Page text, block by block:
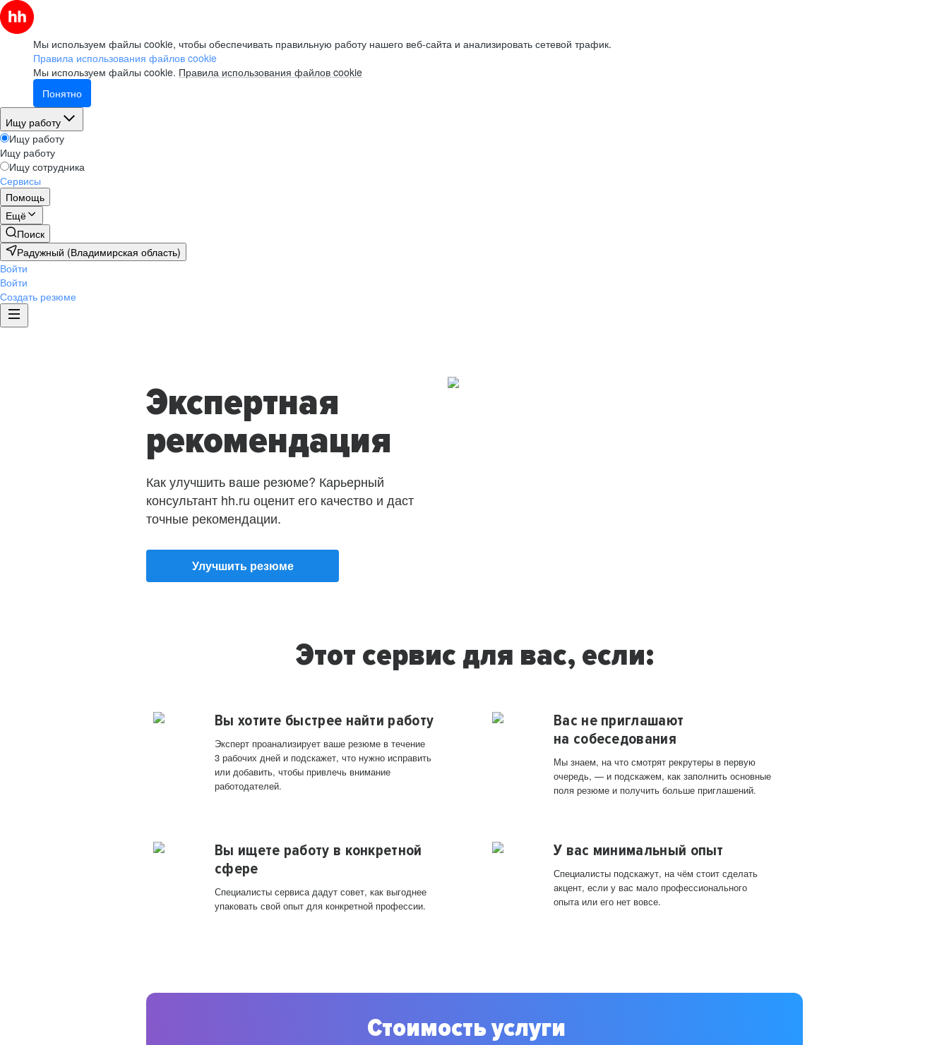
Мы используем файлы cookie, чтобы обеспечивать правильную работу нашего веб-сайта и анализировать сетевой трафик.
Правила использования файлов cookie
Мы используем файлы cookie. Правила использования файлов cookie
Понятно
Ищу работу
Ищу работу
Ищу работу
Ищу сотрудника
Сервисы
Помощь
Ещё
Поиск
Радужный (Владимирская область)
Войти
Войти
Создать резюме
Экспертная
рекомендация
Как улучшить ваше резюме? Карьерный
консультант hh.ru оценит его качество и даст
точные рекомендации.
Улучшить резюме
Этот сервис для вас, если:
Вы хотите быстрее найти работу
Эксперт проанализирует ваше резюме в течение
3 рабочих дней и подскажет, что нужно исправить
или добавить, чтобы привлечь внимание
работодателей.
Вас не приглашают
на собеседования
Мы знаем, на что смотрят рекрутеры в первую
очередь, — и подскажем, как заполнить основные
поля резюме и получить больше приглашений.
Вы ищете работу в конкретной
сфере
Специалисты сервиса дадут совет, как выгоднее
упаковать свой опыт для конкретной профессии.
У вас минимальный опыт
Специалисты подскажут, на чём стоит сделать
акцент, если у вас мало профессионального
опыта или его нет вовсе.
Стоимость услуги